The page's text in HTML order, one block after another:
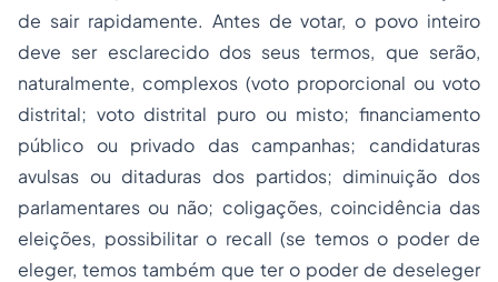
de sair rapidamente. Antes de votar, o povo inteiro
deve ser esclarecido dos seus termos, que serão,
naturalmente, complexos (voto proporcional ou voto
distrital; voto distrital puro ou misto; financiamento
público ou privado das campanhas; candidaturas
avulsas ou ditaduras dos partidos; diminuição dos
parlamentares ou não; coligações, coincidência das
eleições, possibilitar o recall (se temos o poder de
eleger, temos também que ter o poder de deseleger